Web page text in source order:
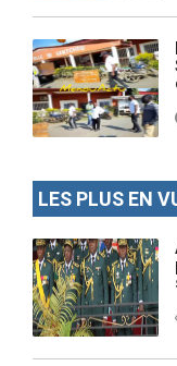
LES PLUS EN